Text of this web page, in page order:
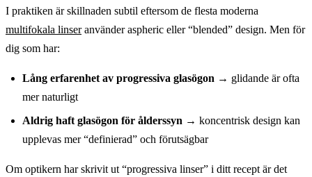
I praktiken är skillnaden subtil eftersom de flesta moderna
multifokala linseranvänder aspheric eller “blended” design. Men för
dig som har:
Lång erfarenhet av progressiva glasögon → glidande är ofta
mer naturligt
Aldrig haft glasögon för ålderssyn → koncentrisk design kan
upplevas mer “definierad” och förutsägbar
Om optikern har skrivit ut “progressiva linser” i ditt recept är det